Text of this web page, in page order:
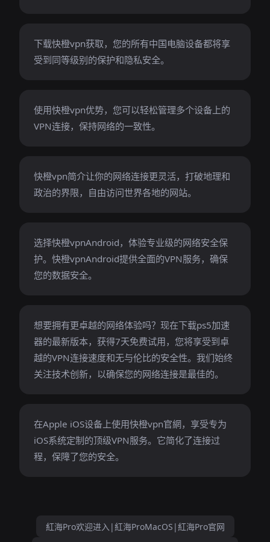
下载快橙vpn获取，您的所有中国电脑设备都将享
受到同等级别的保护和隐私安全。
使用快橙vpn优势，您可以轻松管理多个设备上的
VPN连接，保持网络的一致性。
快橙vpn简介让你的网络连接更灵活，打破地理和
政治的界限，自由访问世界各地的网站。
选择快橙vpnAndroid，体验专业级的网络安全保
护。快橙vpnAndroid提供全面的VPN服务，确保
您的数据安全。
想要拥有更卓越的网络体验吗？现在下载ps5加速
器的最新版本，获得7天免费试用，您将享受到卓
越的VPN连接速度和无与伦比的安全性。我们始终
关注技术创新，以确保您的网络连接是最佳的。
在Apple iOS设备上使用快橙vpn官網，享受专为
iOS系统定制的顶级VPN服务。它简化了连接过
程，保障了您的安全。
紅海Pro欢迎进入|紅海ProMacOS|紅海Pro官网